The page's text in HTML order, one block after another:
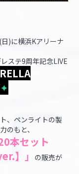
)に横浜Kアリーナ
ステ9周年記念LIVE
✦
、ペンライトの製
のもと、
本セット
】」
の販売が